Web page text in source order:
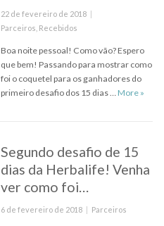
Posted
on
22 de fevereiro de 2018
Categories
Parceiros Recebidos
Boa noite pessoal! Como vão? Espero
que bem! Passando para mostrar como
foi o coquetel para os ganhadores do
primeiro desafio dos 15 dias …More »
Segundo desafio de 15
dias da Herbalife! Venha
ver como foi…
Posted
6 de fevereiro de 2018 Categories
Parceiros